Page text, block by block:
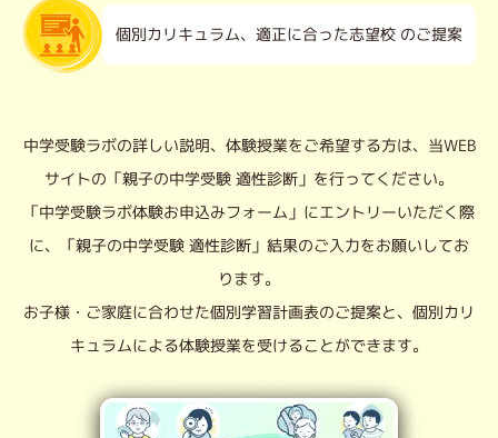
個別カリキュラム、適正に合った志望校 のご提案
中学受験ラボの詳しい説明、体験授業をご希望する方は、当WEB
サイトの「親子の中学受験 適性診断」を行ってください。
「中学受験ラボ体験お申込みフォーム」にエントリーいただく際
に、「親子の中学受験 適性診断」結果のご入力をお願いしてお
ります。
お子様・ご家庭に合わせた個別学習計画表のご提案と、個別カリ
キュラムによる体験授業を受けることができます。